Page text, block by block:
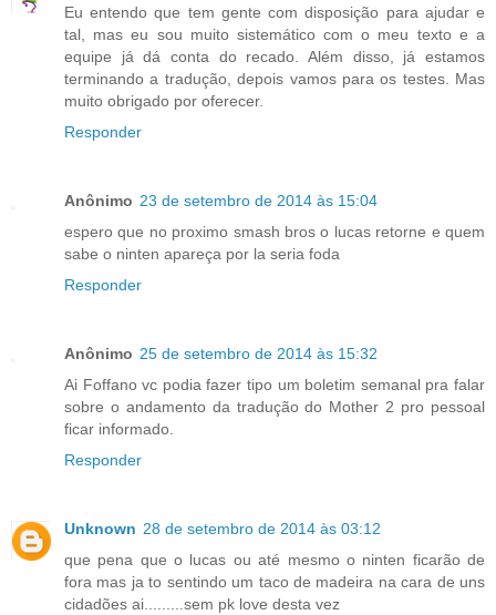
Eu entendo que tem gente com disposição para ajudar e
tal, mas eu sou muito sistemático com o meu texto e a
equipe já dá conta do recado. Além disso, já estamos
terminando a tradução, depois vamos para os testes. Mas
muito obrigado por oferecer.
Responder
Anônimo 23 de setembro de 2014 às 15:04
espero que no proximo smash bros o lucas retorne e quem
sabe o ninten apareça por la seria foda
Responder
Anônimo 25 de setembro de 2014 às 15:32
Ai Foffano vc podia fazer tipo um boletim semanal pra falar
sobre o andamento da tradução do Mother 2 pro pessoal
ficar informado.
Responder
Unknown 28 de setembro de 2014 às 03:12
que pena que o lucas ou até mesmo o ninten ficarão de
fora mas ja to sentindo um taco de madeira na cara de uns
cidadões ai.........sem pk love desta vez